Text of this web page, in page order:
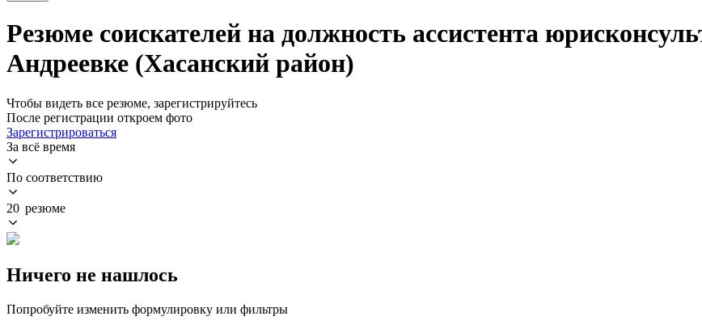
Резюме соискателей на должность ассистента
Андреевке (Хасанский район)
Чтобы видеть все резюме, зарегистрируйтесь
После регистрации откроем фото
Зарегистрироваться
За всё время
По соответствию
20 резюме
Ничего не нашлось
Попробуйте изменить формулировку или фильтры